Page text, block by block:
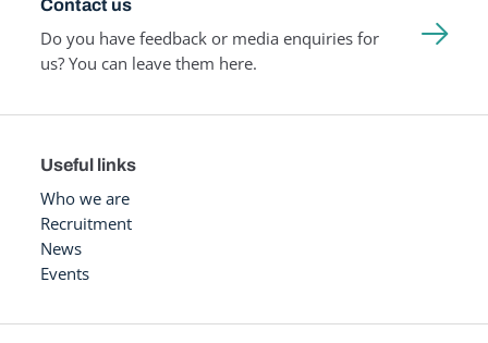
Contact us
Do you have feedback or media enquiries for
us? You can leave them here.
Useful links
Who we are
Recruitment
News
Events